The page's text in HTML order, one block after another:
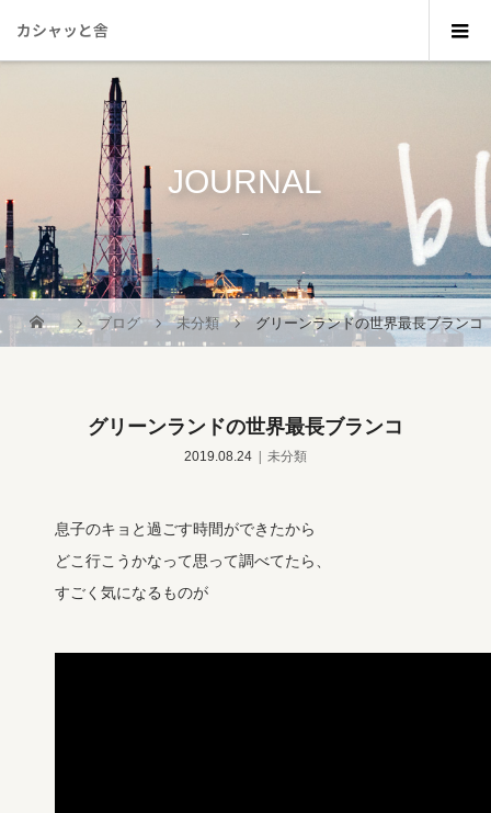
カシャッと舎
JOURNAL
_
ブログ 未分類 グリーンランドの世界最長ブランコ
グリーンランドの世界最長ブランコ
2019.08.24 未分類
息子のキョと過ごす時間ができたから
どこ行こうかなって思って調べてたら、
すごく気になるものが